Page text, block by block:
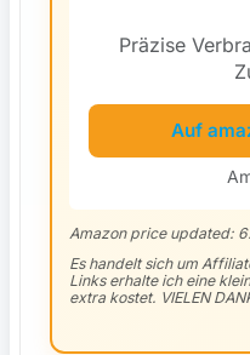
Präzise
Auf
Amazon price updated:
Es handelt sich um
Links erhalte ich eine
extra kostet. VIELEN